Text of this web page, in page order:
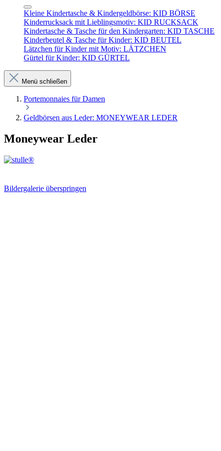
Kleine Kindertasche & Kindergeldbörse: KID BÖRSE
Kinderrucksack mit Lieblingsmotiv: KID RUCKSACK
Kindertasche & Tasche für den Kindergarten: KID TASCHE
Kinderbeutel & Tasche für Kinder: KID BEUTEL
Lätzchen für Kinder mit Motiv: LÄTZCHEN
Gürtel für Kinder: KID GÜRTEL
Menü schließen
Portemonnaies für Damen
Geldbörsen aus Leder: MONEYWEAR LEDER
Moneywear Leder
Bildergalerie überspringen